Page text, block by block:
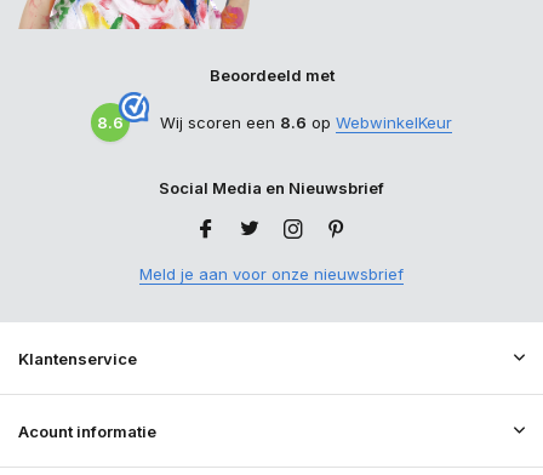
Beoordeeld met
8.6 Wij scoren een 8.6 op WebwinkelKeur
Social Media en Nieuwsbrief
Meld je aan voor onze nieuwsbrief
Klantenservice
Acount informatie